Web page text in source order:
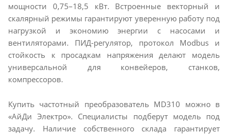
мощности 0,75–18,5 кВт. Встроенные векторный и
скалярный режимы гарантируют уверенную работу под
нагрузкой и экономию энергии с насосами и
вентиляторами. ПИД-регулятор, протокол Modbus и
стойкость к просадкам напряжения делают модель
универсальной для конвейеров, станков,
компрессоров.
Купить частотный преобразователь MD310 можно в
«АйДи Электро». Специалисты подберут модель под
задачу. Наличие собственного склада гарантирует